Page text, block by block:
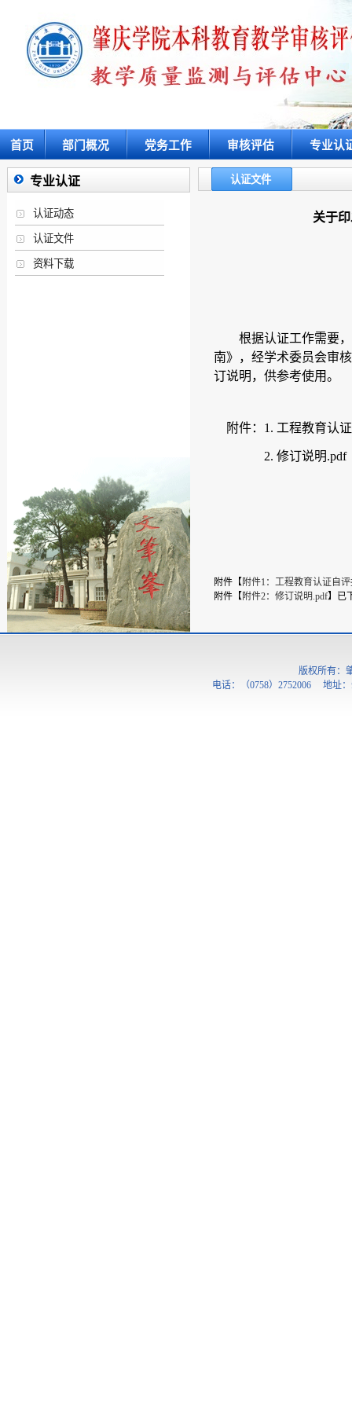
首页 部门概况 党务工作 审核评估 专业认
专业认证
认证动态
认证文件
资料下载
认证文件
关于
根据认证工作需要
南》，经学术委员会审
订说明，供参考使用。
附件： 1. 工程教育认
2. 修订说明.pdf
附件【附件1：工程教育认证自
附件【附件2：修订说明.pdf】 已
版权所有：
电话：（0758）2752006 地址